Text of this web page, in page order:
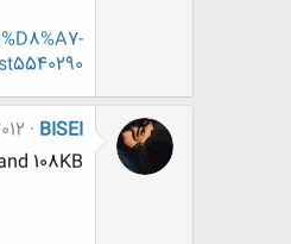
BISEI
108KB.